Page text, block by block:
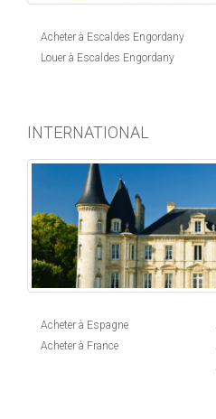
Acheter à Escaldes Engordany
Louer à Escaldes Engordany
INTERNATIONAL
Acheter à Espagne
Acheter à France